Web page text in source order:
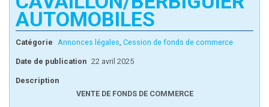
Cession d'actions et agrément : Toutes les cessions doivent être
agrées.
Admission aux assemblées générales et exercice du droit de
vote: Tout associé peut participer aux assemblées sur justification
de son identité et de l'inscription en compte de ses actions.
Président : Madame CINDY ORTUNO 10 IMPASSE PIERRE PICQUET
RESIDENCE VASARELY 84140 AVIGNON.
AUTOMOBILES
Catégorie Annonces légales, Cession de fonds de commerce
Date de publication 22 avril 2025
Description
VENTE DE FONDS DE COMMERCE